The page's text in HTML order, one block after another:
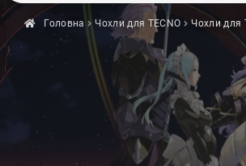
Головна Чохли для TECNO Чохли для